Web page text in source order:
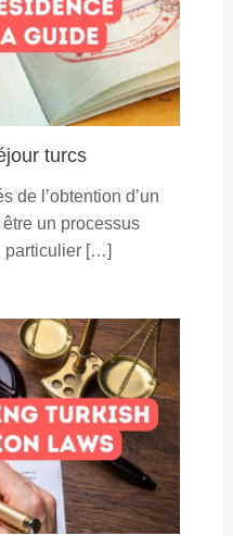
turcs
de l’obtention d’un
un processus
particulier […]